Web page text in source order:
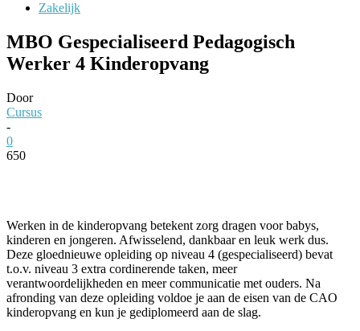
Zakelijk
MBO Gespecialiseerd Pedagogisch
Werker 4 Kinderopvang
Door
Cursus
-
0
650
Werken in de kinderopvang betekent zorg dragen voor babys,
kinderen en jongeren. Afwisselend, dankbaar en leuk werk dus.
Deze gloednieuwe opleiding op niveau 4 (gespecialiseerd) bevat
t.o.v. niveau 3 extra cordinerende taken, meer
verantwoordelijkheden en meer communicatie met ouders. Na
afronding van deze opleiding voldoe je aan de eisen van de CAO
kinderopvang en kun je gediplomeerd aan de slag.